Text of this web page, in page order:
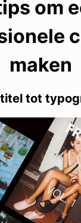
om
maken
tot